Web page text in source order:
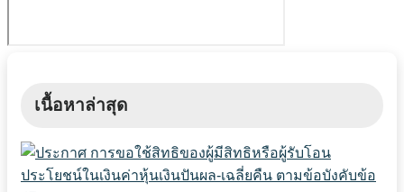
เนื้อหาล่าสุด